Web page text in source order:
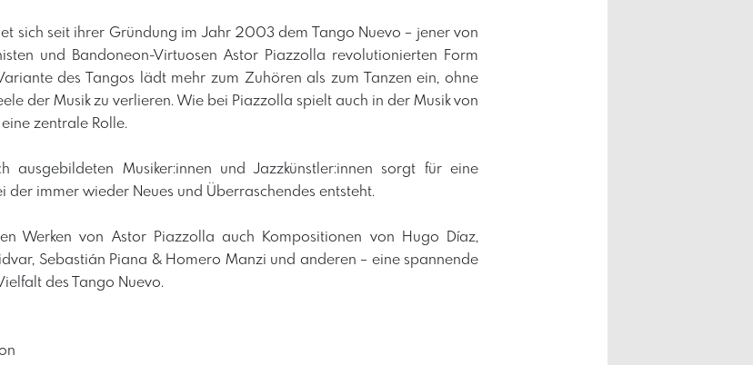
sich seit ihrer Gründung im Jahr 2003 dem Tango Nuevo – jener von
und Bandoneon-Virtuosen Astor Piazzolla revolutionierten Form
des Tangos lädt mehr zum Zuhören als zum Tanzen ein, ohne
der Musik zu verlieren. Wie bei Piazzolla spielt auch in der Musik von
zentrale Rolle.
ausgebildeten Musiker:innen und Jazzkünstler:innen sorgt für eine
der immer wieder Neues und Überraschendes entsteht.
Werken von Astor Piazzolla auch Kompositionen von Hugo Díaz,
Sebastián Piana & Homero Manzi und anderen – eine spannende
des Tango Nuevo.